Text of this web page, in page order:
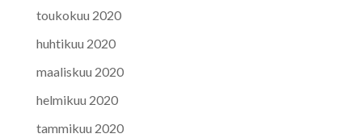
toukokuu 2020
huhtikuu 2020
maaliskuu 2020
helmikuu 2020
tammikuu 2020